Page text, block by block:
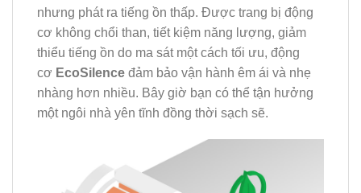
nhưng phát ra tiếng ồn thấp. Được trang bị động
cơ không chổi than, tiết kiệm năng lượng, giảm
thiểu tiếng ồn do ma sát một cách tối ưu, động
cơ EcoSilence đảm bảo vận hành êm ái và nhẹ
nhàng hơn nhiều. Bây giờ bạn có thể tận hưởng
một ngôi nhà yên tĩnh đồng thời sạch sẽ.